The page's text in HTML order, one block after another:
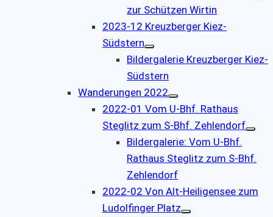
zur Schützen Wirtin
2023-12 Kreuzberger Kiez-
Südstern
Bildergalerie Kreuzberger Kiez-
Südstern
Wanderungen 2022
2022-01 Vom U-Bhf. Rathaus
Steglitz zum S-Bhf. Zehlendorf
Bildergalerie: Vom U-Bhf.
Rathaus Steglitz zum S-Bhf.
Zehlendorf
2022-02 Von Alt-Heiligensee zum
Ludolfinger Platz